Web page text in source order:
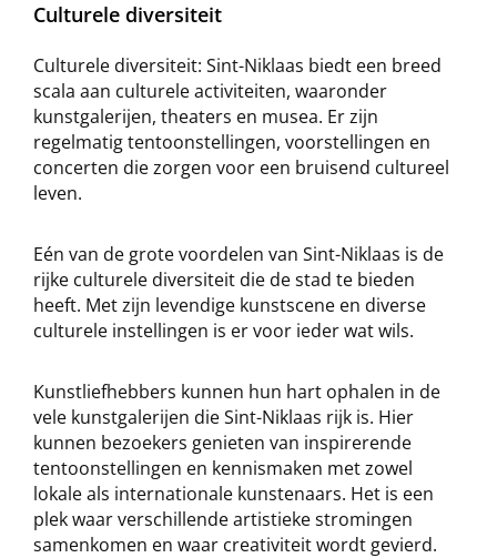
Culturele diversiteit
Culturele diversiteit: Sint-Niklaas biedt een breed
scala aan culturele activiteiten, waaronder
kunstgalerijen, theaters en musea. Er zijn
regelmatig tentoonstellingen, voorstellingen en
concerten die zorgen voor een bruisend cultureel
leven.
Eén van de grote voordelen van Sint-Niklaas is de
rijke culturele diversiteit die de stad te bieden
heeft. Met zijn levendige kunstscene en diverse
culturele instellingen is er voor ieder wat wils.
Kunstliefhebbers kunnen hun hart ophalen in de
vele kunstgalerijen die Sint-Niklaas rijk is. Hier
kunnen bezoekers genieten van inspirerende
tentoonstellingen en kennismaken met zowel
lokale als internationale kunstenaars. Het is een
plek waar verschillende artistieke stromingen
samenkomen en waar creativiteit wordt gevierd.